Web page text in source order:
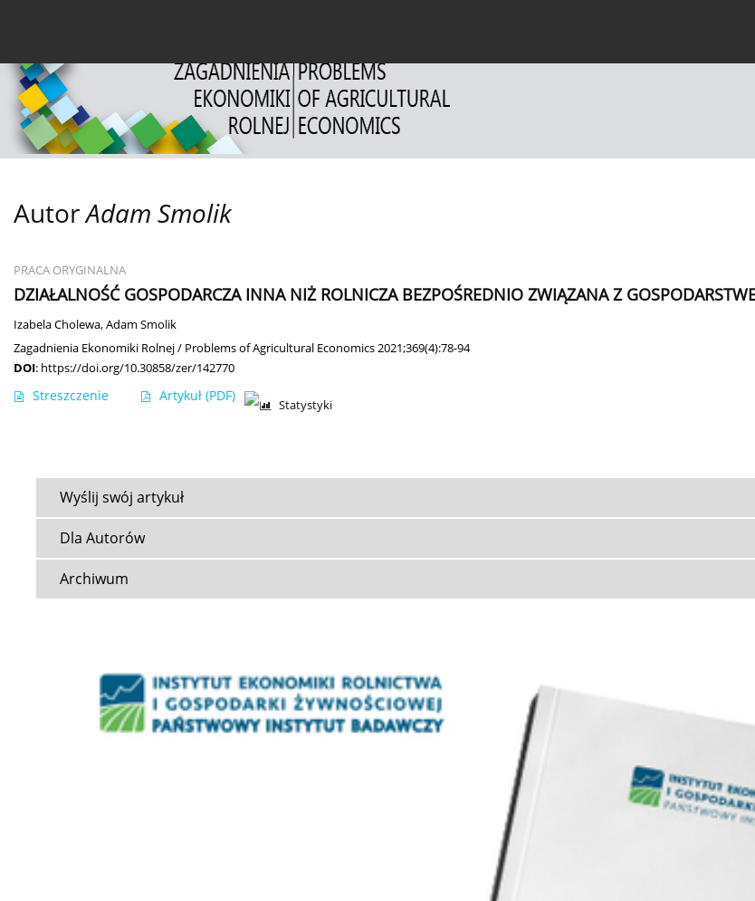
AutorAdam Smolik
PRACA ORYGINALNA
DZIAŁALNOŚĆ GOSPODARCZA INNA NIŻ ROLNICZA BEZPOŚREDNIO ZWIĄZANA Z
Izabela Cholewa,Adam Smolik
Zagadnienia Ekonomiki Rolnej / Problems of Agricultural Economics 2021;369(4):78-94
DOI: https://doi.org/10.30858/zer/142770
Streszczenie Artykuł (PDF)
Statystyki
Wyślij swój artykuł
Dla Autorów
Archiwum